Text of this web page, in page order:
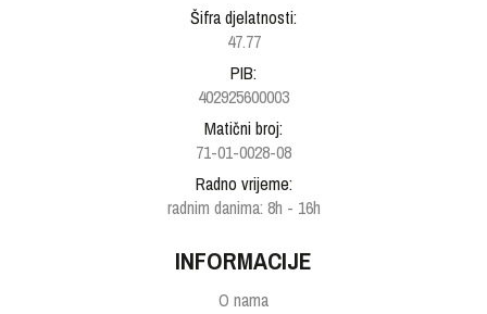
Šifra djelatnosti:
47.77
PIB:
402925600003
Matični broj:
71-01-0028-08
Radno vrijeme:
radnim danima: 8h - 16h
INFORMACIJE
O nama